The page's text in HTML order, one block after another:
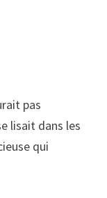
pas
lisait dans les
qui